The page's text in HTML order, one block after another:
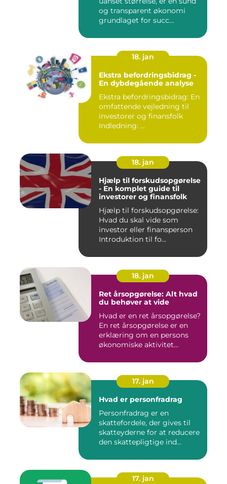
og transparent økonomi
grundlaget for succ...
18. jan
Ekstra befordringsbidrag -
En dybdegående analyse
Ekstra befordringsbidrag: En
omfattende vejledning til
investorer og finansfolk
Indledning: ...
18. jan
Hjælp til forskudsopgørelse
- En komplet guide til
investorer og finansfolk
Hjælp til forskudsopgørelse:
Hvad du skal vide som
investor eller finansperson
Introduktion til fo...
18. jan
Ret årsopgørelse: Alt hvad
du behøver at vide
Hvad er en ret årsopgørelse?
En ret årsopgørelse er en
erklæring om en persons
økonomiske aktivitet...
17. jan
Hvad er personfradrag
Personfradrag er en
skattefordele, der gives til
skatteyderne for at reducere
den skattepligtige ind...
17. jan